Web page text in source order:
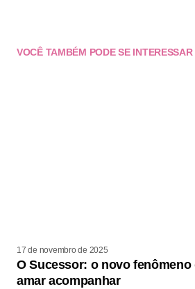
VOCÊ TAMBÉM PODE SE INTERESSAR
17 de novembro de 2025
O Sucessor: o novo
amar acompanhar